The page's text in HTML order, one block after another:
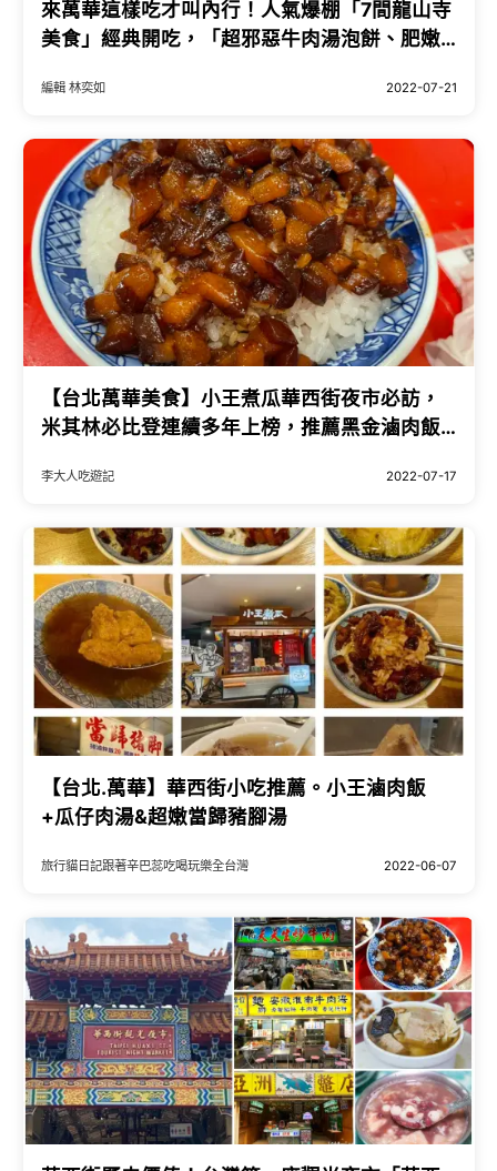
來萬華這樣吃才叫內行！人氣爆棚「7間龍山寺
美食」經典開吃，「超邪惡牛肉湯泡餅、肥嫩
編輯 林奕如 2022-07-21
【台北萬華美食】小王煮瓜華西街夜市必訪，
米其林必比登連續多年上榜，推薦黑金滷肉飯
李大人吃遊記 2022-07-17
【台北.萬華】華西街小吃推薦。小王滷肉飯
+瓜仔肉湯&超嫩當歸豬腳湯
旅行貓日記跟著辛巴蕊吃喝玩樂全台灣 2022-06-07